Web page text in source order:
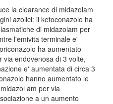
la clearance di midazolam
azolici: il ketoconazolo ha
di midazolam per
l'emivita terminale e'
ha aumentato
via endovenosa di 3 volte,
e' aumentata di circa 3
hanno aumentato le
am per via
a un aumento